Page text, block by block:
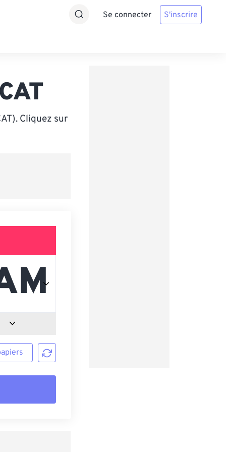
Se connecter S'inscrire
Cliquez sur